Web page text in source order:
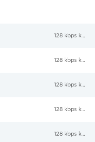
128 kbps kbps
128 kbps kbps
128 kbps kbps
128 kbps kbps
128 kbps kbps